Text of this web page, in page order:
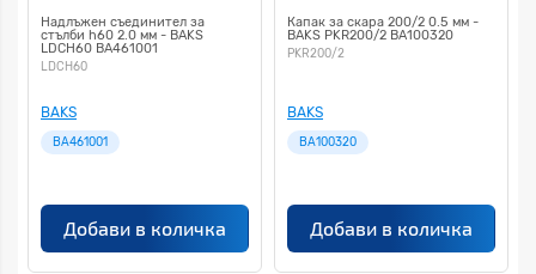
Надлъжен съединител за
стълби h60 2.0 мм - BAKS
LDCH60 BA461001
LDCH60
BAKS
BA461001
Добави в количка
Капак за скара 200/2 0.5 мм -
BAKS PKR200/2 BA100320
PKR200/2
BAKS
BA100320
Добави в количка